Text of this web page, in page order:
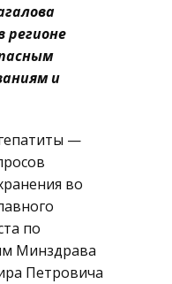
регионе
и
—
во
по
Минздрава
Петровича